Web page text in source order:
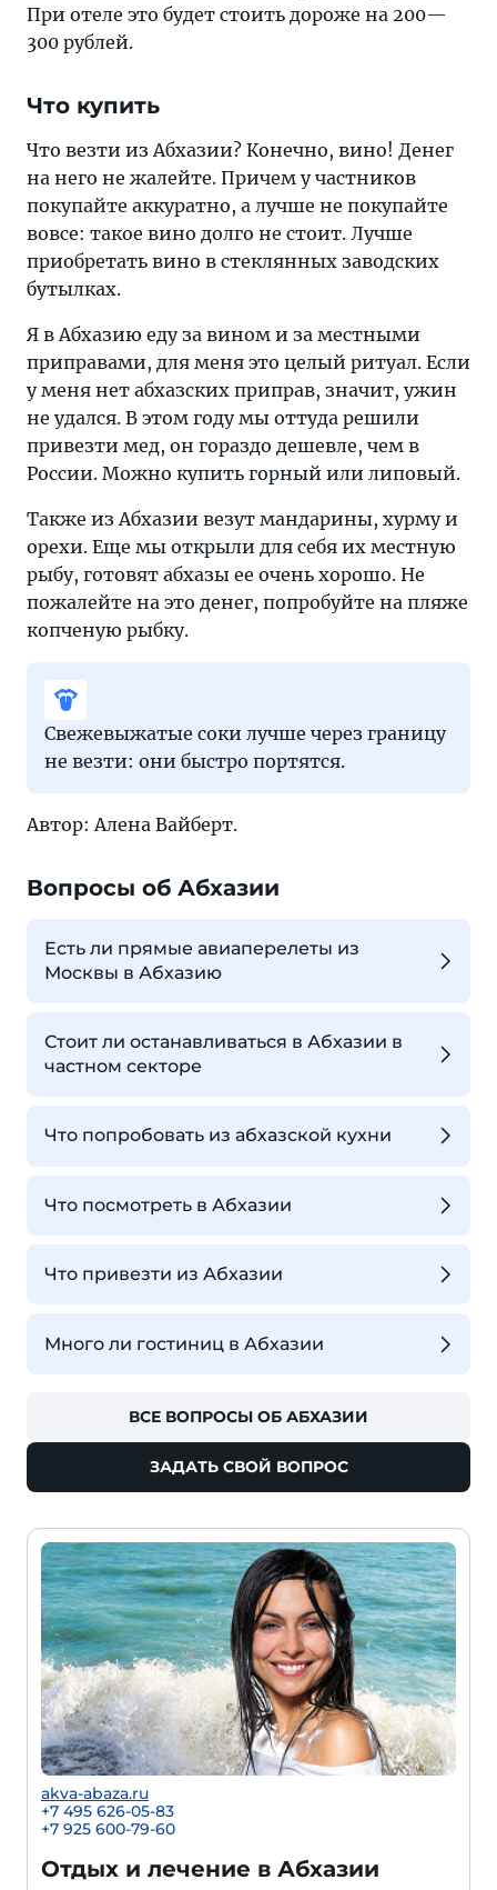
При отеле это будет стоить дороже на 200—
300 рублей.
Что купить
Что везти из Абхазии? Конечно, вино! Денег
на него не жалейте. Причем у частников
покупайте аккуратно, а лучше не покупайте
вовсе: такое вино долго не стоит. Лучше
приобретать вино в стеклянных заводских
бутылках.
Я в Абхазию еду за вином и за местными
приправами, для меня это целый ритуал. Если
у меня нет абхазских приправ, значит, ужин
не удался. В этом году мы оттуда решили
привезти мед, он гораздо дешевле, чем в
России. Можно купить горный или липовый.
Также из Абхазии везут мандарины, хурму и
орехи. Еще мы открыли для себя их местную
рыбу, готовят абхазы ее очень хорошо. Не
пожалейте на это денег, попробуйте на пляже
копченую рыбку.
Свежевыжатые соки лучше через границу
не везти: они быстро портятся.
Автор: Алена Вайберт.
Вопросы об Абхазии
Есть ли прямые авиаперелеты из
Москвы в Абхазию
Стоит ли останавливаться в Абхазии в
частном секторе
Что попробовать из абхазской кухни
Что посмотреть в Абхазии
Что привезти из Абхазии
Много ли гостиниц в Абхазии
ВСЕ ВОПРОСЫ ОБ АБХАЗИИ
ЗАДАТЬ СВОЙ ВОПРОС
akva-abaza.ru
+7 495 626-05-83
+7 925 600-79-60
Отдых и лечение в Абхазии